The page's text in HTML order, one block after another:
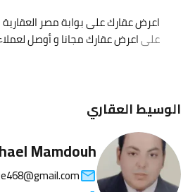
اعرض عقارك على بوابة مصر العقارية
علىاعرض عقارك مجانا و أوصل
الوسيط العقاري
Mamdouh